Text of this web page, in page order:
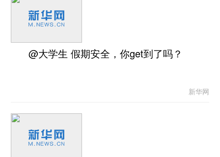
@大学生 假期安全，你get到了吗？
新华网